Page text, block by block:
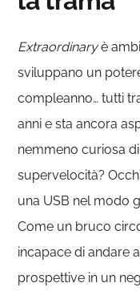
Extraordinaryè
sviluppano un
compleanno… tutti
anni e sta ancora
nemmeno curiosa
supervelocità?
una USB nel modo
Come un bruco
incapace di andare
prospettive in un